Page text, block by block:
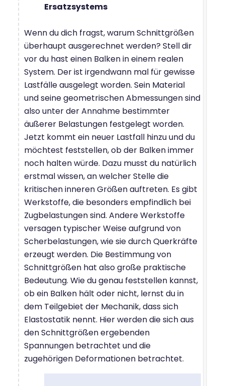
Ersatzsystems
Wenn du dich fragst, warum Schnittgrößen
überhaupt ausgerechnet werden? Stell dir
vor du hast einen Balken in einem realen
System. Der ist irgendwann mal für gewisse
Lastfälle ausgelegt worden. Sein Material
und seine geometrischen Abmessungen sind
also unter der Annahme bestimmter
äußerer Belastungen festgelegt worden.
Jetzt kommt ein neuer Lastfall hinzu und du
möchtest feststellen, ob der Balken immer
noch halten würde. Dazu musst du natürlich
erstmal wissen, an welcher Stelle die
kritischen inneren Größen auftreten. Es gibt
Werkstoffe, die besonders empfindlich bei
Zugbelastungen sind. Andere Werkstoffe
versagen typischer Weise aufgrund von
Scherbelastungen, wie sie durch Querkräfte
erzeugt werden. Die Bestimmung von
Schnittgrößen hat also große praktische
Bedeutung. Wie du genau feststellen kannst,
ob ein Balken hält oder nicht, lernst du in
dem Teilgebiet der Mechanik, dass sich
Elastostatik nennt. Hier werden die sich aus
den Schnittgrößen ergebenden
Spannungen betrachtet und die
zugehörigen Deformationen betrachtet.